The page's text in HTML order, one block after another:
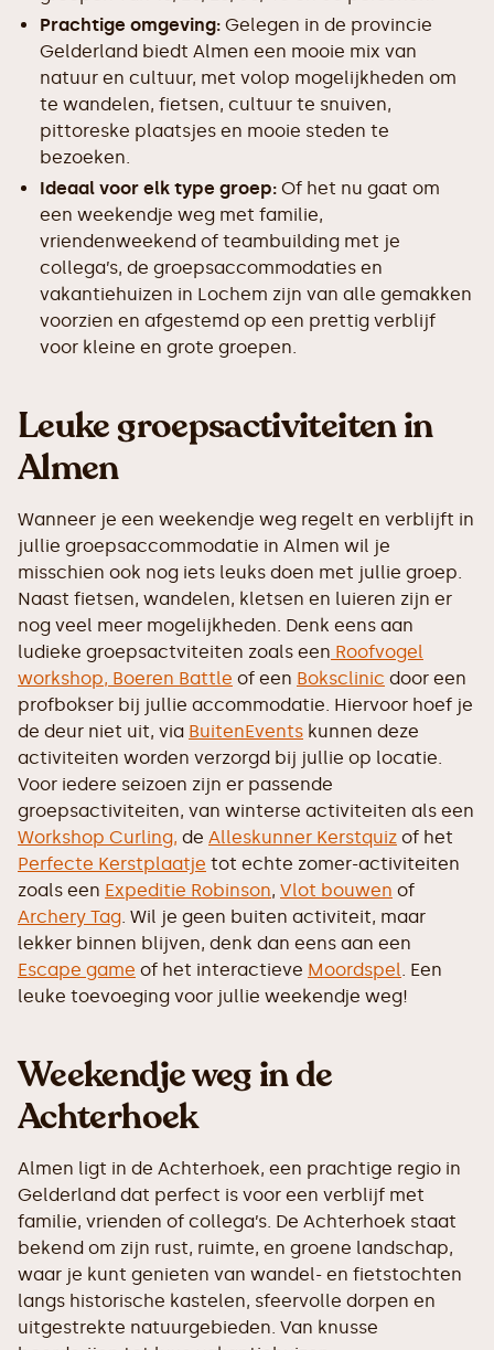
Prachtige omgeving: Gelegen in de provincie
Gelderland biedt Almen een mooie mix van
natuur en cultuur, met volop mogelijkheden om
te wandelen, fietsen, cultuur te snuiven,
pittoreske plaatsjes en mooie steden te
bezoeken.
Ideaal voor elk type groep: Of het nu gaat om
een weekendje weg met familie,
vriendenweekend of teambuilding met je
collega’s, de groepsaccommodaties en
vakantiehuizen in Lochem zijn van alle gemakken
voorzien en afgestemd op een prettig verblijf
voor kleine en grote groepen.
Leuke groepsactiviteiten in
Almen
Wanneer je een weekendje weg regelt en verblijft in
jullie groepsaccommodatie in Almen wil je
misschien ook nog iets leuks doen met jullie groep.
Naast fietsen, wandelen, kletsen en luieren zijn er
nog veel meer mogelijkheden. Denk eens aan
ludieke groepsactviteiten zoals een Roofvogel
workshop, Boeren Battle of een Boksclinic door een
profbokser bij jullie accommodatie. Hiervoor hoef je
de deur niet uit, via BuitenEvents kunnen deze
activiteiten worden verzorgd bij jullie op locatie.
Voor iedere seizoen zijn er passende
groepsactiviteiten, van winterse activiteiten als een
Workshop Curling, de Alleskunner Kerstquiz of het
Perfecte Kerstplaatje tot echte zomer-activiteiten
zoals een Expeditie Robinson, Vlot bouwen of
Archery Tag. Wil je geen buiten activiteit, maar
lekker binnen blijven, denk dan eens aan een
Escape game of het interactieve Moordspel. Een
leuke toevoeging voor jullie weekendje weg!
Weekendje weg in de
Achterhoek
Almen ligt in de Achterhoek, een prachtige regio in
Gelderland dat perfect is voor een verblijf met
familie, vrienden of collega’s. De Achterhoek staat
bekend om zijn rust, ruimte, en groene landschap,
waar je kunt genieten van wandel- en fietstochten
langs historische kastelen, sfeervolle dorpen en
uitgestrekte natuurgebieden. Van knusse